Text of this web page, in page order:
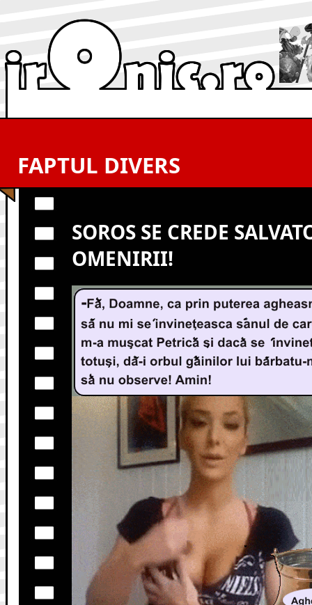
FAPTUL DIVERS
SOROS SE CREDE
OMENIRII!